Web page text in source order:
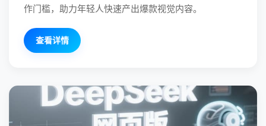
作门槛，助力年轻人快速产出爆款视觉内容。
查看详情